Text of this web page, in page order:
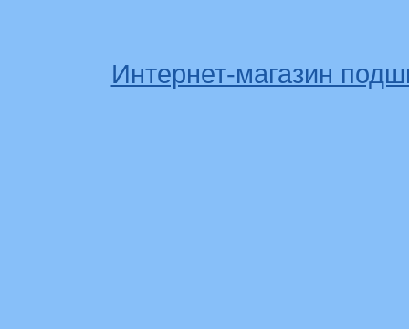
Интернет-магазин